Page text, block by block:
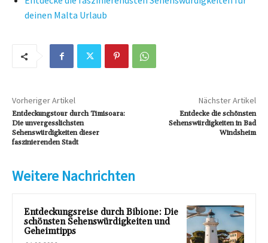
deinen Malta Urlaub
Vorheriger Artikel
Entdeckungstour durch Timisoara:
Die unvergesslichsten
Sehenswürdigkeiten dieser
faszinierenden Stadt
Nächster Artikel
Entdecke die schönsten
Sehenswürdigkeiten in Bad
Windsheim
Weitere Nachrichten
Entdeckungsreise durch Bibione: Die
schönsten Sehenswürdigkeiten und
Geheimtipps